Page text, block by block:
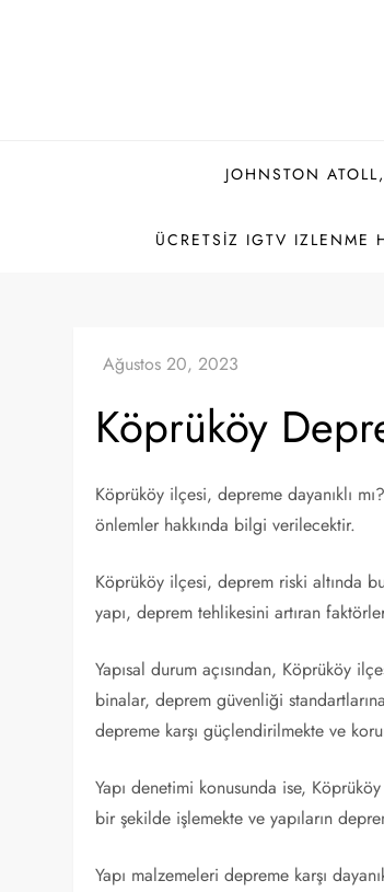
JOHNSTON
ÜCRETSIZ IGTV IZLENME
Köprüköy
Köprüköy ilçesi, depreme dayanıklı
önlemler hakkında bilgi verilecektir.
Köprüköy ilçesi, deprem riski altında
yapı, deprem tehlikesini artıran
Yapısal durum açısından, Köprüköy
binalar, deprem güvenliği
depreme karşı güçlendirilmekte ve
Yapı denetimi konusunda ise,
bir şekilde işlemekte ve yapıların
Yapı malzemeleri depreme karşı